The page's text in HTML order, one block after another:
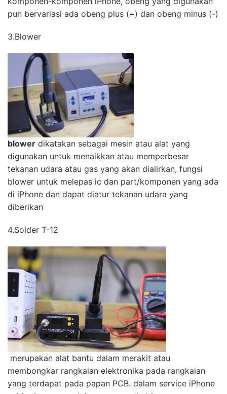
pun bervariasi ada obeng plus (+) dan obeng minus (-)
3.Blower
blower dikatakan sebagai mesin atau alat yang
digunakan untuk menaikkan atau memperbesar
tekanan udara atau gas yang akan dialirkan, fungsi
blower untuk melepas ic dan part/komponen yang ada
di iPhone dan dapat diatur tekanan udara yang
diberikan
4.Solder T-12
merupakan alat bantu dalam merakit atau
membongkar rangkaian elektronika pada rangkaian
yang terdapat pada papan PCB. dalam service iPhone